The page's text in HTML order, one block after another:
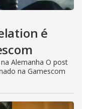
é
Alemanha O post
na Gamescom